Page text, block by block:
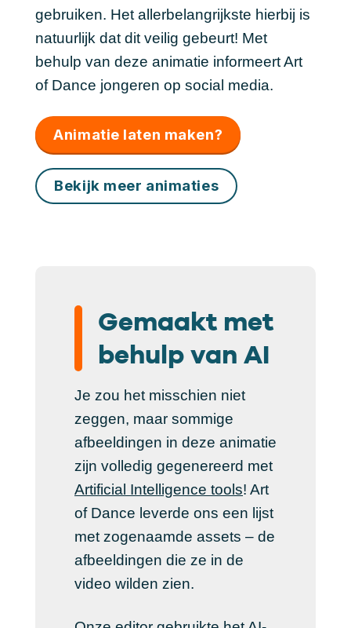
gebruiken. Het allerbelangrijkste hierbij is
natuurlijk dat dit veilig gebeurt! Met
behulp van deze animatie informeert Art
of Dance jongeren op social media.
Animatie laten maken?
Bekijk meer animaties
Gemaakt met
behulp van AI
Je zou het misschien niet
zeggen, maar sommige
afbeeldingen in deze animatie
zijn volledig gegenereerd met
Artificial Intelligence tools! Art
of Dance leverde ons een lijst
met zogenaamde assets – de
afbeeldingen die ze in de
video wilden zien.